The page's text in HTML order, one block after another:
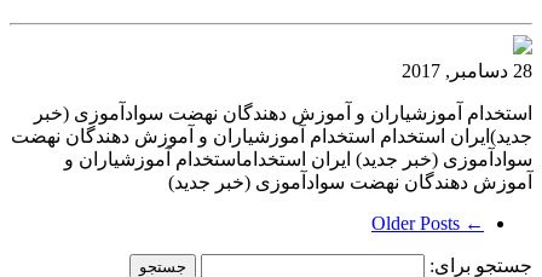
28 دسامبر, 2017
استخدام آموزشیاران و آموزش دهندگان نهضت سوادآموزی (خبر
جدید)ایران استخدام استخدام آموزشیاران و آموزش دهندگان نهضت
سوادآموزی (خبر جدید) ایران استخداماستخدام آموزشیاران و
آموزش دهندگان نهضت سوادآموزی (خبر جدید)
← Older Posts
جستجو برای: